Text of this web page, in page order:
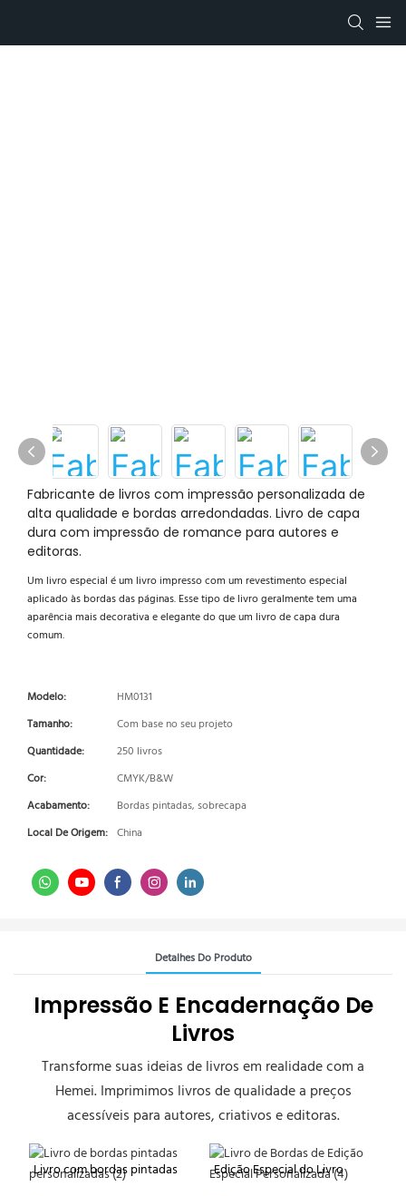
Fabricante de livros com impressão personalizada de
alta qualidade e bordas arredondadas. Livro de capa
dura com impressão de romance para autores e
editoras.
Um livro especial é um livro impresso com um revestimento especial
aplicado às bordas das páginas. Esse tipo de livro geralmente tem uma
aparência mais decorativa e elegante do que um livro de capa dura
comum.
Modelo:
HM0131
Tamanho:
Com base no seu projeto
Quantidade:
250 livros
Cor:
CMYK/B&W
Acabamento:
Bordas pintadas, sobrecapa
Local De Origem: China
Detalhes Do Produto
Impressão E Encadernação De
Livros
Transforme suas ideias de livros em realidade com a
Hemei. Imprimimos livros de qualidade a preços
acessíveis para autores, criativos e editoras.
Livro com bordas pintadas
Edição Especial do Livro